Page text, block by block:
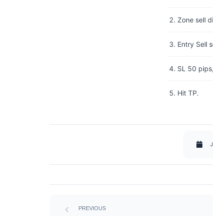
Zone sell
Entry Sell
SL 50
Hit TP.
PREVIOUS